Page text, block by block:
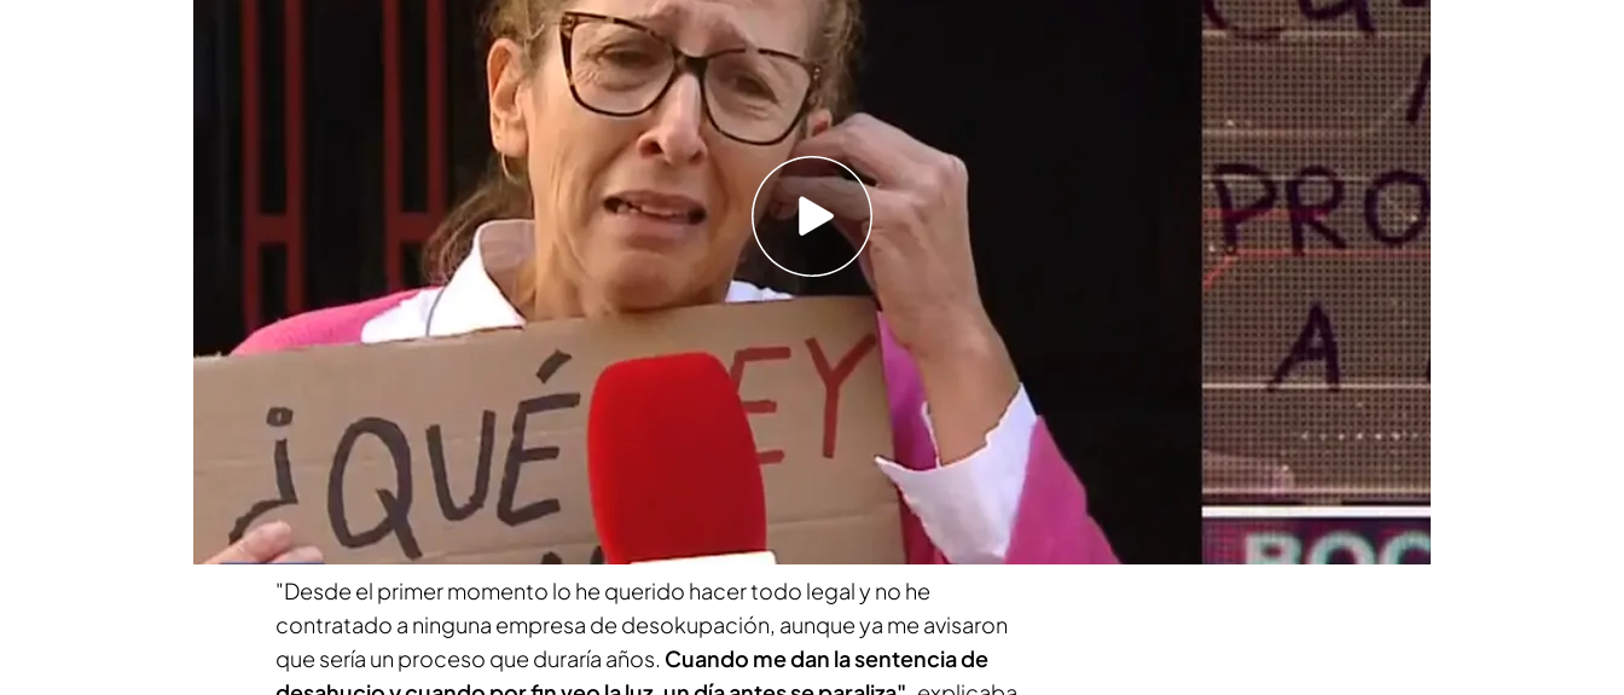
Le okupan la casa hace seis años y el juez declara a su inquiokupa
vulnerable a tan solo 12 horas de proceder al desahucio de la vivienda
Fermín, con un 78% de discapacidad, denuncia que le han okupado su
casa: "La jueza ha determinado que son vulnerables"
Compartir
Ana está desesperada y no aguanta más la situación que está sufriendo.
puso en alquiler una vivienda que tenía para poder salir
adelante y su inquilina, tras pagar los primeros dos meses,
dejó de pagar.
Desde ese momento, Ana se puso en manos de la justicia y hace unos días,
a tan solo
12 horas de llevarse a cabo el desahucio,
el juez declaró
vulnerable a esta okupay canceló el procedimiento.
"Desde el primer momento lo he querido hacer todo legal y no he
contratado a ninguna empresa de desokupación, aunque ya me avisaron
que sería un proceso que duraría años. Cuando me dan la sentencia de